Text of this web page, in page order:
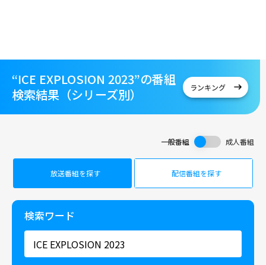
“ICE EXPLOSION 2023”の番組
検索結果（シリーズ別）
ランキング
一般番組 成人番組
放送番組を探す 配信番組を探す
検索ワード